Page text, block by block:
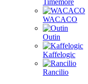
Timemore
WACACO
Outin
Kaffelogic
Rancilio